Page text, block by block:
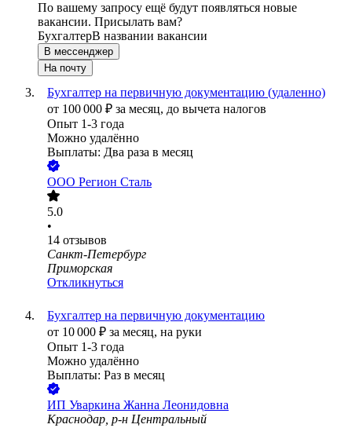
По вашему запросу ещё будут появляться новые
вакансии. Присылать вам?
БухгалтерВ названии вакансии
В мессенджер
На почту
Бухгалтер на первичную документацию (удаленно)
от 100 000 ₽ за месяц, до вычета налогов
Опыт 1-3 года
Можно удалённо
Выплаты: Два раза в месяц
ООО Регион Сталь
5.0
•
14 отзывов
Санкт-Петербург
Приморская
Откликнуться
Бухгалтер на первичную документацию
от 10 000 ₽ за месяц, на руки
Опыт 1-3 года
Можно удалённо
Выплаты: Раз в месяц
ИП Уваркина Жанна Леонидовна
Краснодар, р-н Центральный